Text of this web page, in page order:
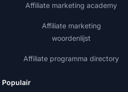
Affiliate marketing academy
Affiliate marketing
woordenlijst
Affiliate programma directory
Populair